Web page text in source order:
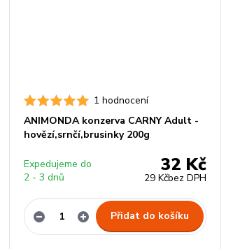
1 hodnocení
ANIMONDA konzerva CARNY Adult -
hovězí,srnčí,brusinky 200g
32 Kč
29 Kčbez DPH
Expedujeme do
2 - 3 dnů
Přidat do košíku